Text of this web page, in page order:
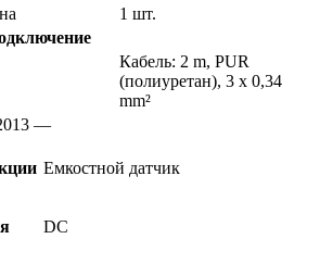
1 шт.
Кабель: 2 m, PUR
(полиуретан), 3 x 0,34
mm²
—
Емкостной датчик
DC